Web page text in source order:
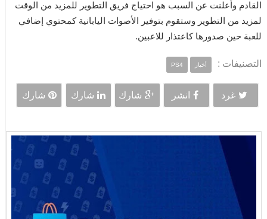
القادم وأعلنت عن السبب هو احتياج فريق التطوير للمزيد من الوقت
لمزيد من التطوير وستقوم بتوفير الأصوات اليابانية كمحتوي إضافي
للعبة حين صدورها كاعتذار للاعبين.
التصنيفات : أخبار PS4
غرد انشر شارك شارك شارك